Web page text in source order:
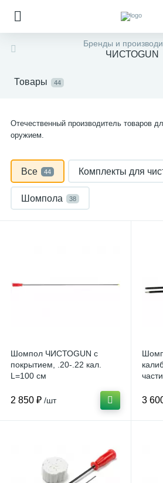
Бренды и
ЧИСТОGUN
Товары 44
Отечественный производитель товаров
оружием.
Все 44 Комплекты для
Шомпола 38
Шомпол ЧИСТОGUN с
покрытием, .20-.22 кал.
L=100 см
2 850 ₽ /шт
части
3